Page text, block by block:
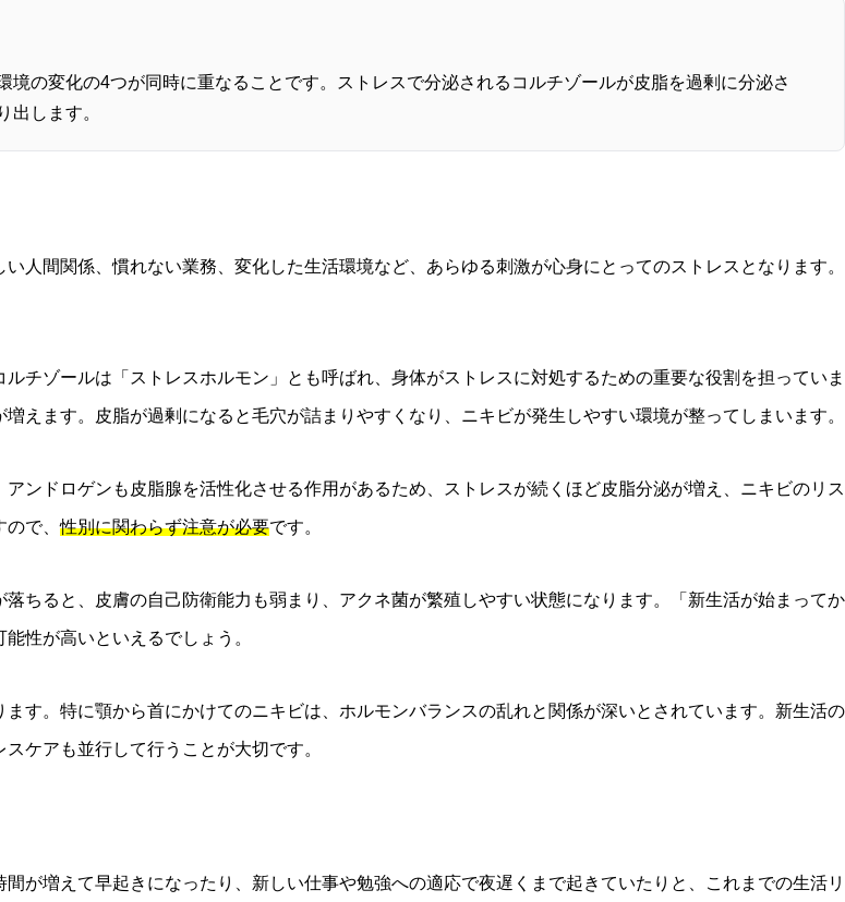
の変化の4つが同時に重なることです。ストレスで分泌されるコルチゾールが皮脂を過剰に分泌さ
出します。
人間関係、慣れない業務、変化した生活環境など、あらゆる刺激が心身にとってのストレスとなります。
ルチゾールは「ストレスホルモン」とも呼ばれ、身体がストレスに対処するための重要な役割を担っていま
えます。皮脂が過剰になると毛穴が詰まりやすくなり、ニキビが発生しやすい環境が整ってしまいます。
ンドロゲンも皮脂腺を活性化させる作用があるため、ストレスが続くほど皮脂分泌が増え、ニキビのリス
ので、性別に関わらず注意が必要です。
ちると、皮膚の自己防衛能力も弱まり、アクネ菌が繁殖しやすい状態になります。「新生活が始まってか
性が高いといえるでしょう。
ます。特に顎から首にかけてのニキビは、ホルモンバランスの乱れと関係が深いとされています。新生活の
ケアも並行して行うことが大切です。
が増えて早起きになったり、新しい仕事や勉強への適応で夜遅くまで起きていたりと、これまでの生活リ